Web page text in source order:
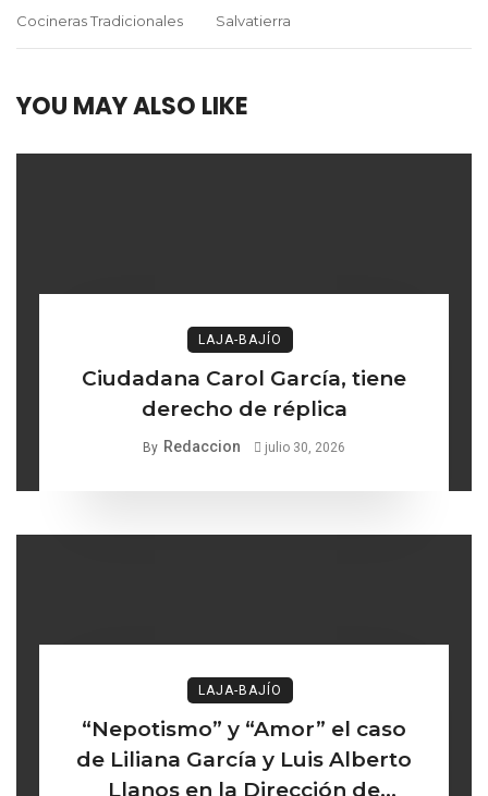
Cocineras Tradicionales
Salvatierra
YOU MAY ALSO LIKE
LAJA-BAJÍO
Ciudadana Carol García, tiene
derecho de réplica
By Redaccion julio 30, 2026
LAJA-BAJÍO
“Nepotismo” y “Amor” el caso
de Liliana García y Luis Alberto
Llanos en la Dirección de